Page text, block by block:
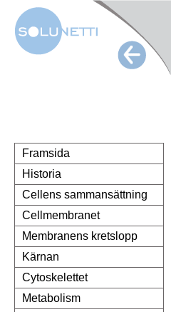
Framsida
Historia
Cellens sammansättning
Cellmembranet
Membranens kretslopp
Kärnan
Cytoskelettet
Metabolism